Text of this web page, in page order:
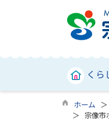
くら
ホーム
宗像市